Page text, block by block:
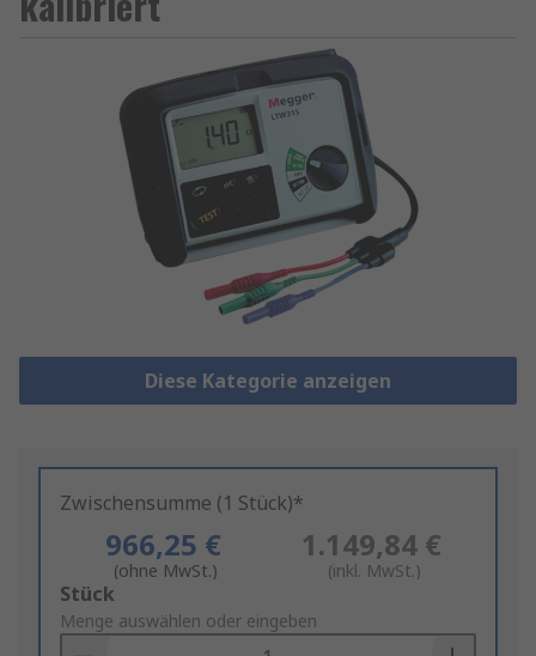
Diese Kategorie anzeigen
Zwischensumme (1 Stück)*
966,25 €
(ohne MwSt.)
1.149,84 €
(inkl. MwSt.)
Add
to
Stück
Menge auswählen oder eingeben